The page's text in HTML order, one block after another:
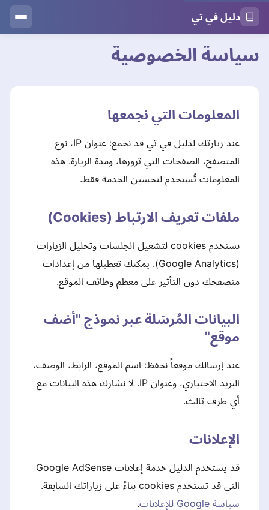
دليل في تي
سياسة الخصوصية
المعلومات التي نجمعها
عند زيارتك لدليل في تي قد نجمع: عنوان IP، نوع
المتصفح، الصفحات التي تزورها، ومدة الزيارة. هذه
المعلومات تُستخدم لتحسين الخدمة فقط.
ملفات تعريف الارتباط (Cookies)
نستخدم cookies لتشغيل الجلسات وتحليل الزيارات
(Google Analytics). يمكنك تعطيلها من إعدادات
متصفحك دون التأثير على معظم وظائف الموقع.
البيانات المُرسَلة عبر نموذج "أضف
موقع"
عند إرسالك موقعاً نحفظ: اسم الموقع، الرابط، الوصف،
البريد الاختياري، وعنوان IP. لا نشارك هذه البيانات مع
أي طرف ثالث.
الإعلانات
قد يستخدم الدليل خدمة إعلانات Google AdSense
التي قد تستخدم cookies بناءً على زياراتك السابقة.
سياسة Google للإعلانات
.